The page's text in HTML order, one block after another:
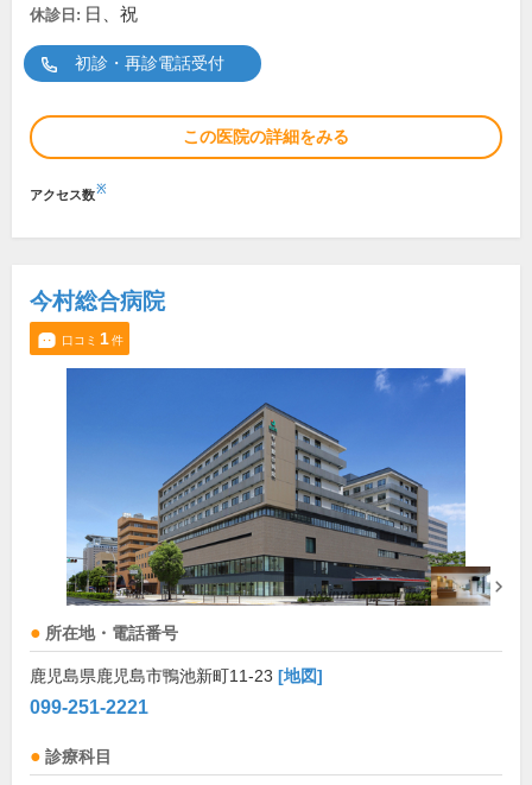
休診日: 日、祝
初診・再診電話受付
この医院の詳細をみる
アクセス数※
今村総合病院
口コミ 1件
所在地・電話番号
鹿児島県鹿児島市鴨池新町11-23 [地図]
099-251-2221
診療科目